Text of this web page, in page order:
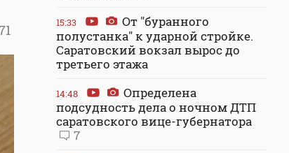
15:33
От "буранного
полустанка" к ударной стройке.
Саратовский вокзал вырос до
третьего этажа
14:48
Определена
подсудность дела о ночном ДТП
саратовского вице-губернатора
7